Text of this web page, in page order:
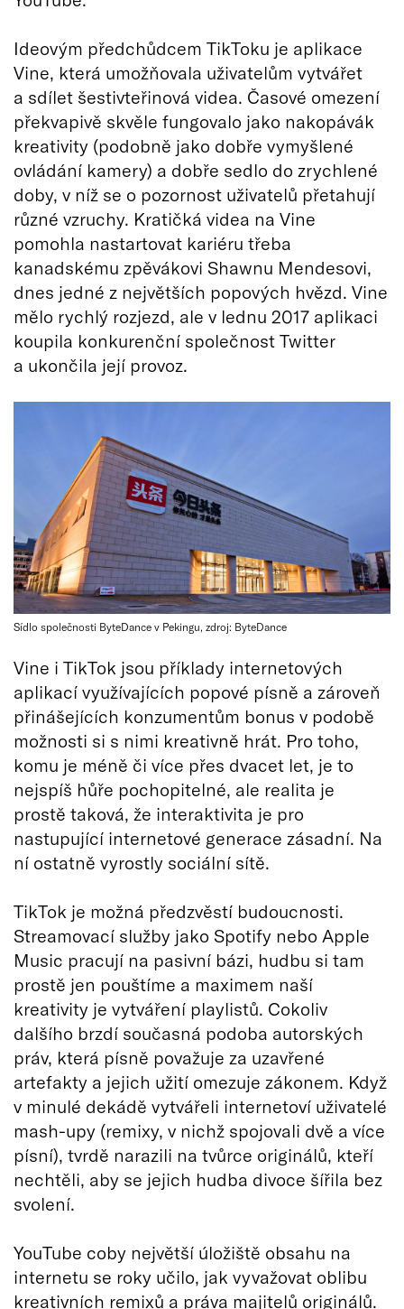
Ideovým předchůdcem TikToku je aplikace
Vine, která umožňovala uživatelům vytvářet
a sdílet šestivteřinová videa. Časové omezení
překvapivě skvěle fungovalo jako nakopávák
kreativity (podobně jako dobře vymyšlené
ovládání kamery) a dobře sedlo do zrychlené
doby, v níž se o pozornost uživatelů přetahují
různé vzruchy. Kratičká videa na Vine
pomohla nastartovat kariéru třeba
kanadskému zpěvákovi Shawnu Mendesovi,
dnes jedné z největších popových hvězd. Vine
mělo rychlý rozjezd, ale v lednu 2017 aplikaci
koupila konkurenční společnost Twitter
a ukončila její provoz.
Sídlo společnosti ByteDance v Pekingu, zdroj: ByteDance
Vine i TikTok jsou příklady internetových
aplikací využívajících popové písně a zároveň
přinášejících konzumentům bonus v podobě
možnosti si s nimi kreativně hrát. Pro toho,
komu je méně či více přes dvacet let, je to
nejspíš hůře pochopitelné, ale realita je
prostě taková, že interaktivita je pro
nastupující internetové generace zásadní. Na
ní ostatně vyrostly sociální sítě.
TikTok je možná předzvěstí budoucnosti.
Streamovací služby jako Spotify nebo Apple
Music pracují na pasivní bázi, hudbu si tam
prostě jen pouštíme a maximem naší
kreativity je vytváření playlistů. Cokoliv
dalšího brzdí současná podoba autorských
práv, která písně považuje za uzavřené
artefakty a jejich užití omezuje zákonem. Když
v minulé dekádě vytvářeli internetoví uživatelé
mash-upy (remixy, v nichž spojovali dvě a více
písní), tvrdě narazili na tvůrce originálů, kteří
nechtěli, aby se jejich hudba divoce šířila bez
svolení.
YouTube coby největší úložiště obsahu na
internetu se roky učilo, jak vyvažovat oblibu
kreativních remixů a práva majitelů originálů.